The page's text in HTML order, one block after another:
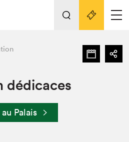
au Salon
Nos activités
dédicaces
Palais